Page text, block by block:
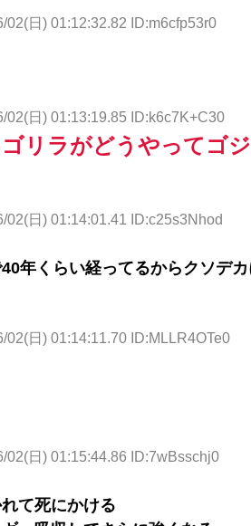
02(日) 01:12:32.82 ID:m6cfp53r0
02(日) 01:13:19.85 ID:k6c7K+C30
リラがどうやってゴ
02(日) 01:14:01.41 ID:c25s3Nhod
年くらい経ってるからクソデ
02(日) 01:14:11.70 ID:MLLR4OTe0
02(日) 01:15:44.86 ID:7wBsschj0
て死にかける